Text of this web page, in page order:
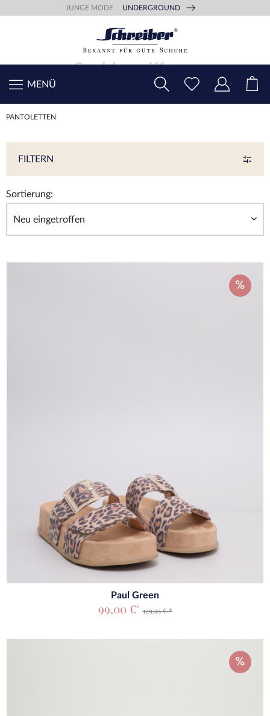
JUNGE MODE UNDERGROUND
MENÜ
PANTOLETTEN
FILTERN
Sortierung:
Paul Green
99,00 €* 129,95 € *